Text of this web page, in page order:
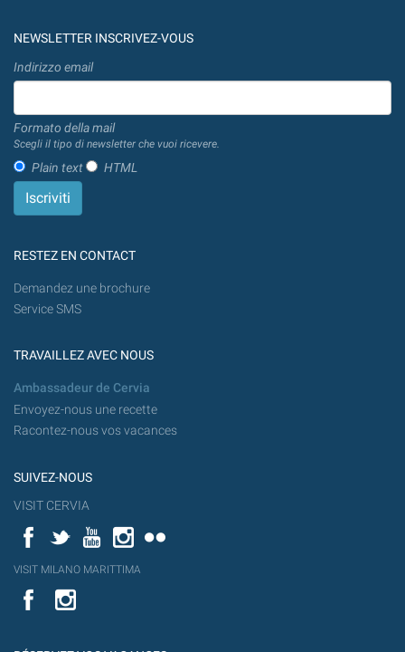
NEWSLETTER INSCRIVEZ-VOUS
Indirizzo email
Formato della mail
Scegli il tipo di newsletter che vuoi ricevere.
Plain text HTML
RESTEZ EN CONTACT
Demandez une brochure
Service SMS
TRAVAILLEZ AVEC NOUS
Ambassadeur de Cervia
Envoyez-nous une recette
Racontez-nous vos vacances
SUIVEZ-NOUS
VISIT CERVIA
FacebookTwitterYouTubeInstagram
YouT
VISIT MILANO MARITTIMA
Flick
VISIT
MILANO
YouTube